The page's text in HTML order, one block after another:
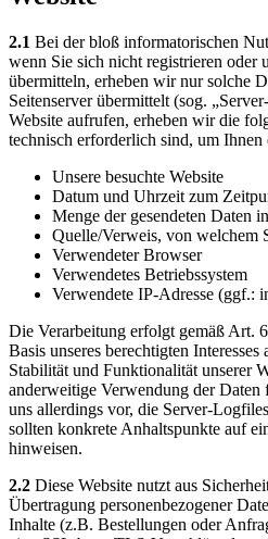
2.1 Bei der bloß informatorischen
wenn Sie sich nicht registrieren oder
übermitteln, erheben wir nur solche
Seitenserver übermittelt (sog.
Website aufrufen, erheben wir die
technisch erforderlich sind, um Ihnen
Unsere besuchte Website
Datum und Uhrzeit zum
Menge der gesendeten Daten
Quelle/Verweis, von welchem
Verwendeter Browser
Verwendetes Betriebssystem
Verwendete IP-Adresse (ggf.:
Die Verarbeitung erfolgt gemäß Art.
Basis unseres berechtigten Interesses
Stabilität und Funktionalität unserer
anderweitige Verwendung der Daten
uns allerdings vor, die Server-
sollten konkrete Anhaltspunkte auf
hinweisen.
2.2 Diese Website nutzt aus
Übertragung personenbezogener
Inhalte (z.B. Bestellungen oder